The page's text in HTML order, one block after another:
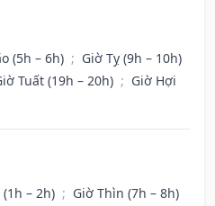
(5h – 6h) ; Giờ Tỵ (9h – 10h)
Tuất (19h – 20h) ; Giờ Hợi
– 2h) ; Giờ Thìn (7h – 8h)